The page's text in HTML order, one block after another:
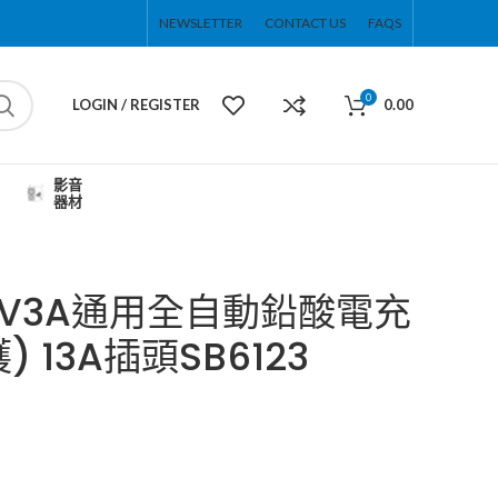
NEWSLETTER CONTACT US FAQS
LOGIN / REGISTER 0 0.00
影音
器材
通用全自動鉛酸電充
13A插頭SB6123